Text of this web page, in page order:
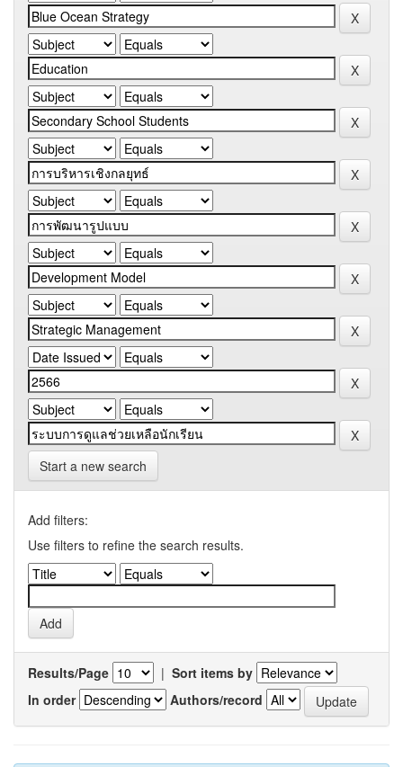
Start a new search
Add filters:
Use filters to refine the search results.
Results/Page | Sort items by
In order
Authors/record